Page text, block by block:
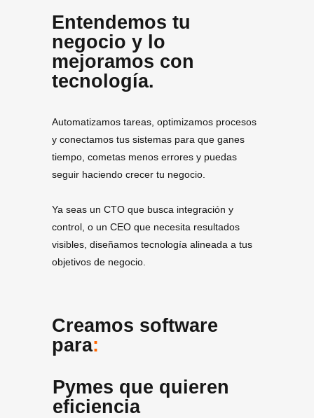
Entendemos tu
negocio y lo
mejoramos con
tecnología.
Automatizamos tareas, optimizamos procesos
y conectamos tus sistemas para que ganes
tiempo, cometas menos errores y puedas
seguir haciendo crecer tu negocio.
Ya seas un CTO que busca integración y
control, o un CEO que necesita resultados
visibles, diseñamos tecnología alineada a tus
objetivos de negocio.
Creamos software
para:
Pymes que quieren
eficiencia